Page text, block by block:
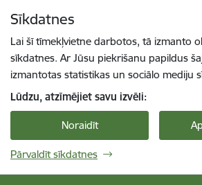
Sīkdatnes
Lai šī tīmekļvietne darbotos, tā izmanto
sīkdatnes. Ar Jūsu piekrišanu papildus
izmantotas statistikas un sociālo mediju
Lūdzu, atzīmējiet savu izvēli:
Noraidīt
Pārvaldīt sīkdatnes